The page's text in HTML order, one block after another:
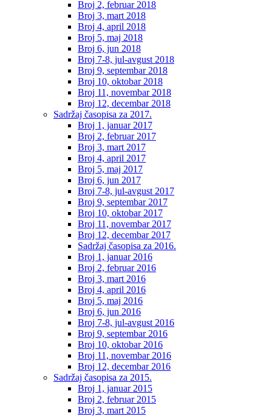
Broj 2, februar 2018
Broj 3, mart 2018
Broj 4, april 2018
Broj 5, maj 2018
Broj 6, jun 2018
Broj 7-8, jul-avgust 2018
Broj 9, septembar 2018
Broj 10, oktobar 2018
Broj 11, novembar 2018
Broj 12, decembar 2018
Sadržaj časopisa za 2017.
Broj 1, januar 2017
Broj 2, februar 2017
Broj 3, mart 2017
Broj 4, april 2017
Broj 5, maj 2017
Broj 6, jun 2017
Broj 7-8, jul-avgust 2017
Broj 9, septembar 2017
Broj 10, oktobar 2017
Broj 11, novembar 2017
Broj 12, decembar 2017
Sadržaj časopisa za 2016.
Broj 1, januar 2016
Broj 2, februar 2016
Broj 3, mart 2016
Broj 4, april 2016
Broj 5, maj 2016
Broj 6, jun 2016
Broj 7-8, jul-avgust 2016
Broj 9, septembar 2016
Broj 10, oktobar 2016
Broj 11, novembar 2016
Broj 12, decembar 2016
Sadržaj časopisa za 2015.
Broj 1, januar 2015
Broj 2, februar 2015
Broj 3, mart 2015